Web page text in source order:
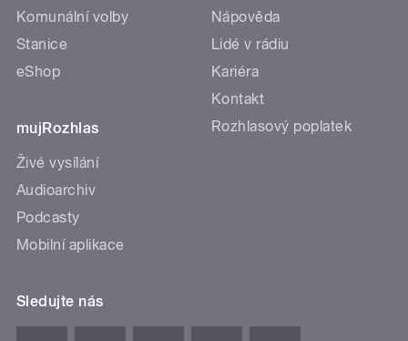
Komunální volby
Stanice
eShop
mujRozhlas
Živé vysílání
Audioarchiv
Podcasty
Mobilní aplikace
Nápověda
Lidé v rádiu
Kariéra
Kontakt
Rozhlasový poplatek
Sledujte nás